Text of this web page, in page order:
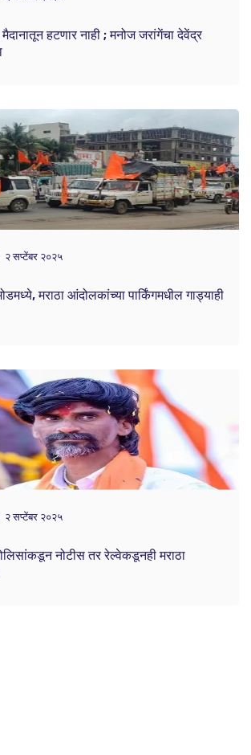
हटणार नाही ; मनोज जरांगेंचा देवेंद्र
२ सप्टेंबर २०२५
मराठा आंदोलकांच्या पार्किंगमधील गाड्याही
२ सप्टेंबर २०२५
नोटीस तर रेल्वेकडूनही मराठा